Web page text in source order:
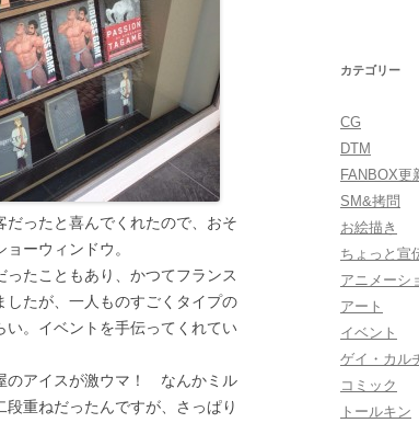
ったと喜んでくれたので、おそ
ーウィンドウ。
たこともあり、かつてフランス
たが、一人ものすごくタイプの
。イベントを手伝ってくれてい
のアイスが激ウマ！ なんかミル
重ねだったんですが、さっぱり
カテゴリー
CG
DTM
FANBOX更
SM&拷問
お絵描き
ちょっと宣
アニメーシ
アート
イベント
ゲイ・カル
コミック
トールキン